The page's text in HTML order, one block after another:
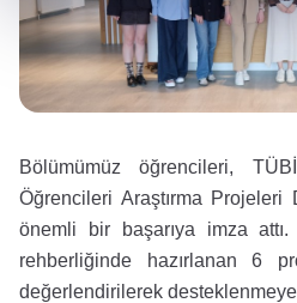
Bölümümüz öğrencileri,
Öğrencileri Araştırma Projeleri
önemli bir başarıya imza attı.
rehberliğinde hazırlanan 6
değerlendirilerek desteklenmeye